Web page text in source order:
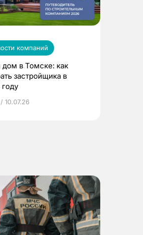
компаний
дом в Томске: как
застройщика в
10.07.26